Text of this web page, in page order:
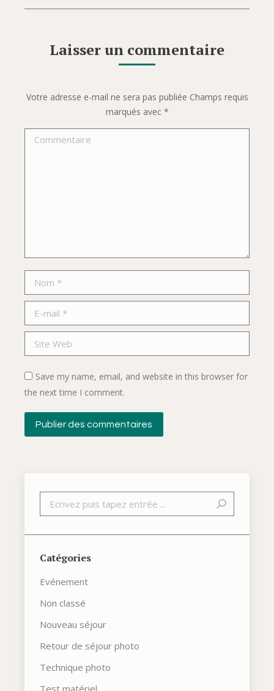
Laisser un commentaire
Votre adresse e-mail ne sera pas publiée Champs requis
marqués avec *
Commentaire
Nom *
E-mail *
Site Web
Save my name, email, and website in this browser for
the next time I comment.
Publier des commentaires
Recherche
Catégories
Evénement
Non classé
Nouveau séjour
Retour de séjour photo
Technique photo
Test matériel